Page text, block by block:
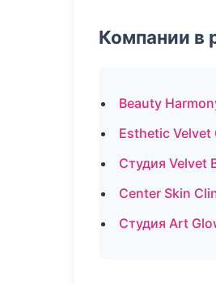
Компании в
Beauty
Esthetic
Студия Velvet
Center Skin
Студия Art